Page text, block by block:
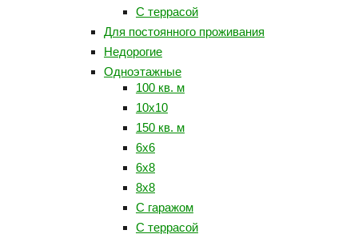
С террасой
Для постоянного проживания
Недорогие
Одноэтажные
100 кв. м
10x10
150 кв. м
6x6
6x8
8x8
С гаражом
С террасой